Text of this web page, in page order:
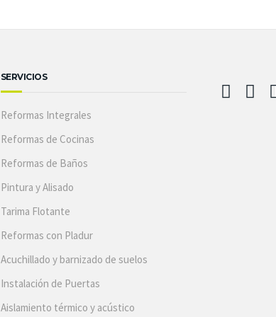
SERVICIOS
Reformas Integrales
Reformas de Cocinas
Reformas de Baños
Pintura y Alisado
Tarima Flotante
Reformas con Pladur
Acuchillado y barnizado de suelos
Instalación de Puertas
Aislamiento térmico y acústico